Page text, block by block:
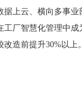
据上云、横向多事
工厂智慧化管理中
造前提升30%以上。